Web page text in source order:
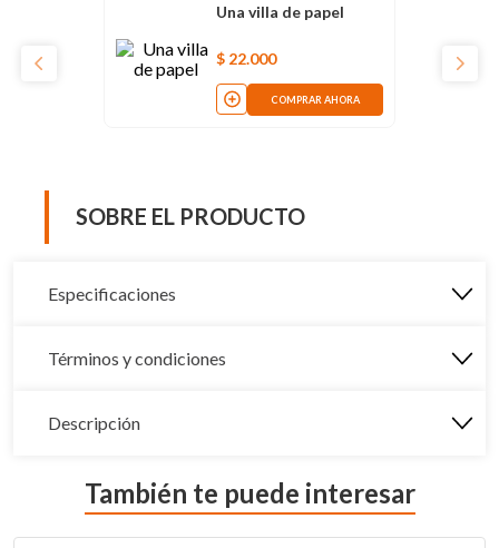
Una villa de papel
$ 22.000
COMPRAR AHORA
SOBRE EL PRODUCTO
Especificaciones
Términos y condiciones
Descripción
También te puede interesar